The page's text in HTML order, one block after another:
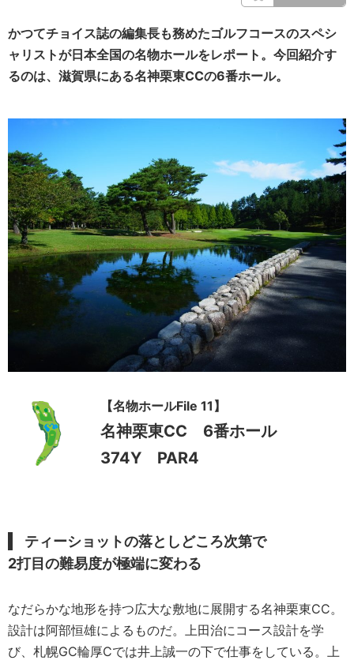
かつてチョイス誌の編集長も務めたゴルフコースのスペシ
ャリストが日本全国の名物ホールをレポート。今回紹介す
るのは、滋賀県にある名神栗東CCの6番ホール。
【名物ホールFile 11】
名神栗東CC 6番ホール
374Y PAR4
ティーショットの落としどころ次第で
2打目の難易度が極端に変わる
なだらかな地形を持つ広大な敷地に展開する名神栗東CC。
設計は阿部恒雄によるものだ。上田治にコース設計を学
び、札幌GC輪厚Cでは井上誠一の下で仕事をしている。上